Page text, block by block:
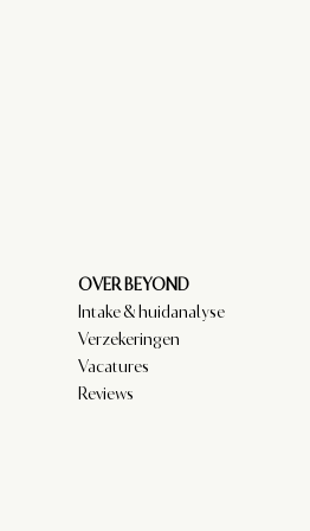
OVER BEYOND
Intake & huidanalyse
Verzekeringen
Vacatures
Reviews